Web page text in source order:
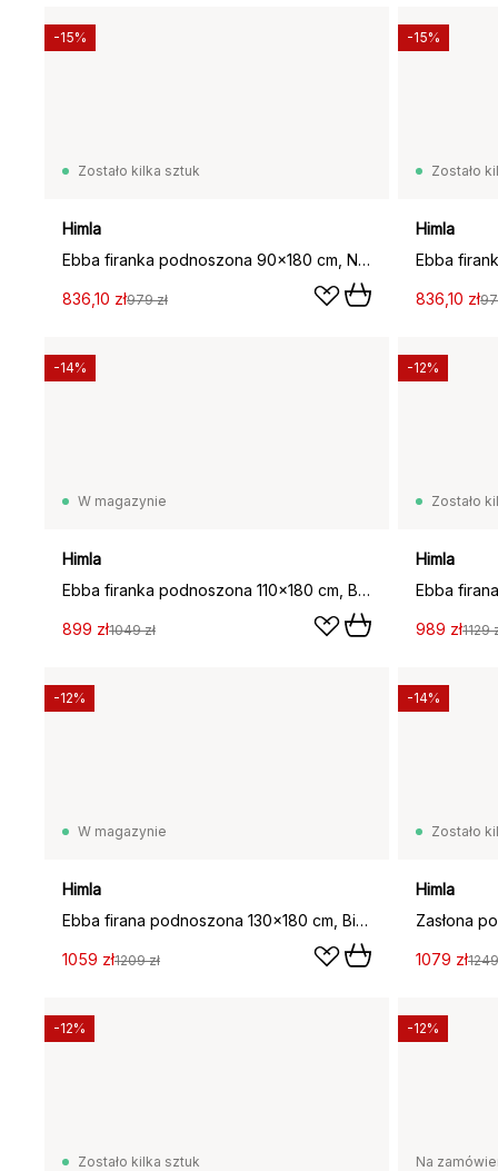
Zostało kilka sztuk
Himla
Ebba firanka podnoszona 90x180 cm, Naturalne
836,10 zł979 zł
-15%
Zostało
Himla
836,10 zł
-15%
W magazynie
Himla
Ebba firanka podnoszona 110x180 cm, Biały
899 zł1049 zł
-14%
Zostało
Himla
989 zł1129
-12%
W magazynie
Himla
Ebba firana podnoszona 130x180 cm, Biały
1059 zł1209 zł
-12%
Zostało
Himla
1079 zł
-14%
Zostało kilka sztuk
-12%
Na
-12%